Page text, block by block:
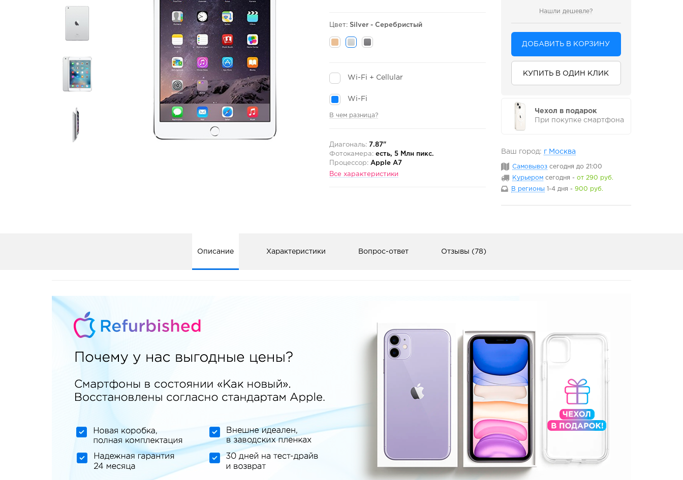
Цвет: Silver - Серебристый
Wi-Fi + Cellular
Wi-Fi
В чем разница?
Диагональ: 7.87"
Фотокамера: есть, 5 Млн пикс.
Процессор: Apple A7
Все характеристики
Нашли дешевле?
ДОБАВИТЬ В КОРЗИНУ
КУПИТЬ В ОДИН КЛИК
Чехол в подарок
При покупке смартфона
Ваш город: г Москва
Самовывоз сегодня до 21:00
Курьером сегодня - от 290 руб.
В регионы 1-4 дня - 900 руб.
Описание Характеристики Вопрос-ответ Отзывы (78)